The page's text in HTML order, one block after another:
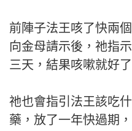
前陣子法王咳了快兩
向金母請示後，祂指
三天，結果咳嗽就好了
祂也會指引法王該吃
藥，放了一年快過期